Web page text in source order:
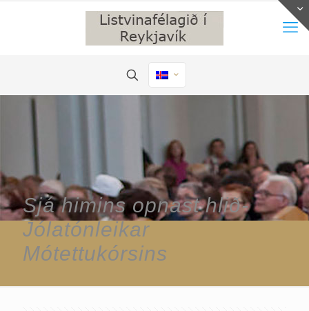
Sjá himins opnast hlið-
Jólatónleikar
Mótettukórsins